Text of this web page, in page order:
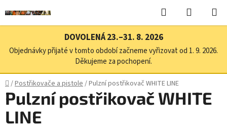
na
obsah
Hledat
KOŠÍK
DOVOLENÁ 23.–31. 8. 2026
Objednávky přijaté v tomto období začneme vyřizovat od 1. 9. 2026.
Děkujeme za pochopení.
Domů
/Postřikovače a pistole/Pulzní postřikovač WHITE LINE
Pulzní postřikovač WHITE
LINE